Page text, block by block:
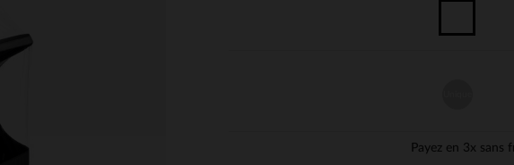
Payez en 3x sans